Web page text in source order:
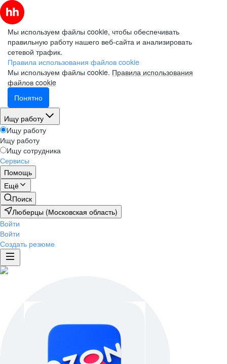
Мы используем файлы cookie, чтобы обеспечивать
правильную работу нашего веб-сайта и анализировать
сетевой трафик.
Правила использования файлов cookie
Мы используем файлы cookie. Правила использования
файлов cookie
Понятно
Ищу работу
Ищу работу
Ищу работу
Ищу сотрудника
Сервисы
Помощь
Ещё
Поиск
Люберцы (Московская область)
Войти
Войти
Создать резюме